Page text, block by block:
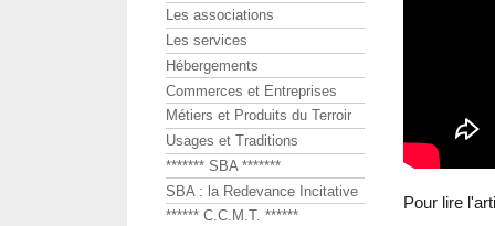
Pour lire
Les associations
Les services
Hébergements
Commerces et Entreprises
Métiers et Produits du Terroir
Usages et Traditions
******* SBA *******
SBA : la Redevance Incitative
****** C.C.M.T. ******